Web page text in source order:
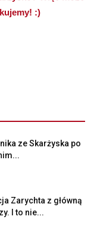
:)
ze Skarżyska po
Zarychta z główną
I to nie...